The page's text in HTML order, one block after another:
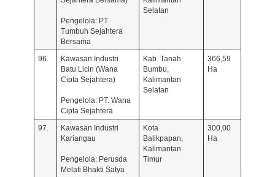
Pengelola: PT.
Tumbuh Sejahtera
Bersama
Selatan
96.
Kawasan Industri
Batu Licin (Wana
Cipta Sejahtera)
Pengelola: PT. Wana
Cipta Sejahtera
Kab. Tanah
Bumbu,
Kalimantan
Selatan
366,59
Ha
97.
Kawasan Industri
Kariangau
Pengelola: Perusda
Melati Bhakti Satya
Kota
Balikpapan,
Kalimantan
Timur
300,00
Ha